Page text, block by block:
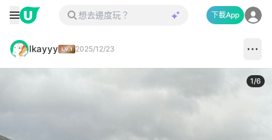
下載App
lkayyy 2025/12/23
1/6